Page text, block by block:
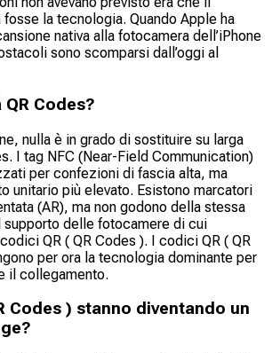
fosse la tecnologia. Quando Apple ha
nativa alla fotocamera dell’iPhone
sono scomparsi dall’oggi al
Codes?
nulla è in grado di sostituire su larga
I tag NFC (Near-Field Communication)
per confezioni di fascia alta, ma
unitario più elevato. Esistono marcatori
(AR), ma non godono della stessa
delle fotocamere di cui
QR ( QR Codes ). I codici QR ( QR
per ora la tecnologia dominante per
il collegamento.
Codes ) stanno diventando un